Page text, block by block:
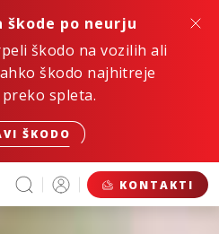
po neurju
škodo na vozilih ali
škodo najhitreje
spleta.
ŠKODO
KONTAKTI